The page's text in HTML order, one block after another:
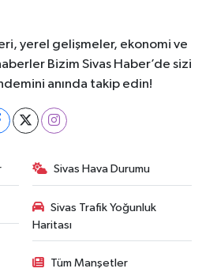
yerel gelişmeler, ekonomi ve
Bizim Sivas Haber’de sizi
anında takip edin!
Sivas Hava Durumu
Sivas Trafik Yoğunluk
Haritası
Tüm Manşetler